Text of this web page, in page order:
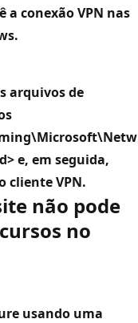
a conexão VPN nas
arquivos de
e, em seguida,
cliente VPN.
não pode
no
usando uma